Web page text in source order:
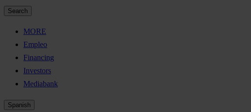
Search
MORE
Empleo
Financing
Investors
Mediabank
Spanish